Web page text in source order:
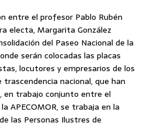
entre el profesor Pablo Rubén
electa, Margarita González
del Paseo Nacional de la
serán colocadas las placas
locutores y empresarios de los
nacional, que han
en trabajo conjunto entre el
APECOMOR, se trabaja en la
las Personas Ilustres de